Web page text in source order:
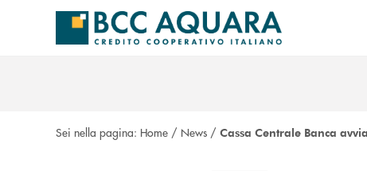
Salta al contenuto principale
Sei nella pagina: Home / News / Cassa Centrale Banca